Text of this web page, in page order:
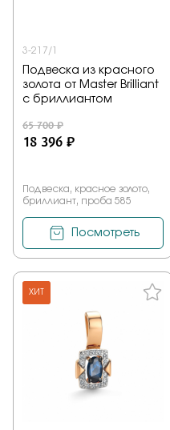
3-217/1
Подвеска из красного
золота от Master Brilliant
с бриллиантом
65 700 ₽
18 396 ₽
Подвеска, красное золото,
бриллиант, проба 585
Посмотреть
ХИТ